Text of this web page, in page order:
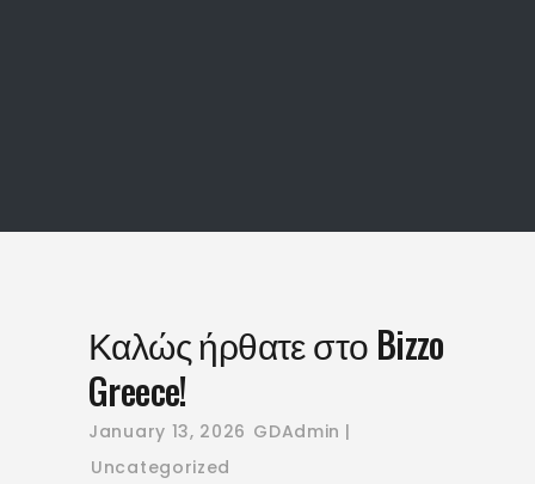
Καλώς ήρθατε στο Bizzo
Greece!
January 13, 2026 GDAdmin
Uncategorized